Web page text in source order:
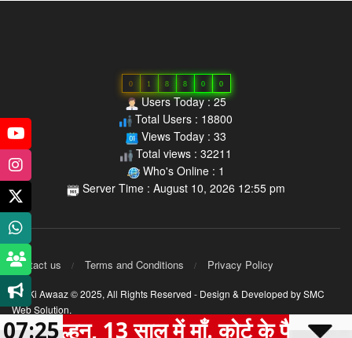
0 1 8 8 0 0
Users Today : 25
Total Users : 18800
Views Today : 33
Total views : 32211
Who's Online : 1
Server Time : August 10, 2026 12:55 pm
Contact us Terms and Conditions Privacy Policy
MP Ki Awaaz © 2025, All Rights Reserved - Design & Developed bySMC
Web Solution.
13 साल में माँ. कोर्ट के फैसले ने बदल दी
07:25